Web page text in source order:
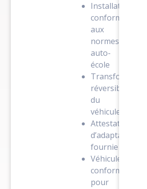
Installation
conforme
aux
normes
auto-
école
Transformation
réversible
du
véhicule
Attestation
d’adaptation
fournie
Véhicule
conforme
pour